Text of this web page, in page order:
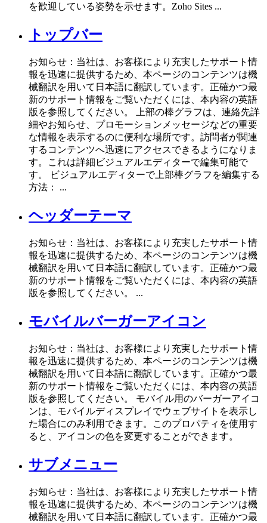
を歓迎している姿勢を示せます。Zoho Sites ...
トップバー
お知らせ：当社は、お客様により充実したサポート情
報を迅速に提供するため、本ページのコンテンツは機
械翻訳を用いて日本語に翻訳しています。正確かつ最
新のサポート情報をご覧いただくには、本内容の英語
版を参照してください。 上部の棒グラフは、連絡先詳
細やお知らせ、プロモーションメッセージなどの重要
な情報を表示するのに便利な場所です。訪問者が関連
するコンテンツへ迅速にアクセスできるようになりま
す。これは詳細ビジュアルエディターで編集可能で
す。 ビジュアルエディターで上部棒グラフを編集する
方法： ...
ヘッダーテーマ
お知らせ：当社は、お客様により充実したサポート情
報を迅速に提供するため、本ページのコンテンツは機
械翻訳を用いて日本語に翻訳しています。正確かつ最
新のサポート情報をご覧いただくには、本内容の英語
版を参照してください。 ...
モバイルバーガーアイコン
お知らせ：当社は、お客様により充実したサポート情
報を迅速に提供するため、本ページのコンテンツは機
械翻訳を用いて日本語に翻訳しています。正確かつ最
新のサポート情報をご覧いただくには、本内容の英語
版を参照してください。 モバイル用のバーガーアイコ
ンは、モバイルディスプレイでウェブサイトを表示し
た場合にのみ利用できます。このプロパティを使用す
ると、アイコンの色を変更することができます。
サブメニュー
お知らせ：当社は、お客様により充実したサポート情
報を迅速に提供するため、本ページのコンテンツは機
械翻訳を用いて日本語に翻訳しています。正確かつ最